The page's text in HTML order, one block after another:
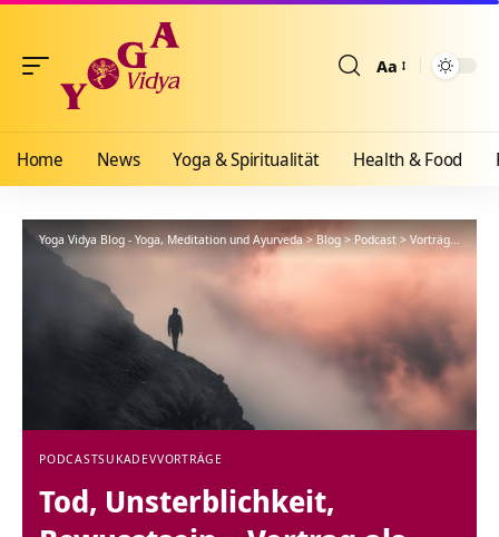
Aa
Home News Yoga & Spiritualität Health & Food
Yoga Vidya Blog - Yoga, Meditation und Ayurveda>Blog>Podcast>Vorträge >Tod,
PODCASTSUKADEVVORTRÄGE
Tod, Unsterblichkeit,